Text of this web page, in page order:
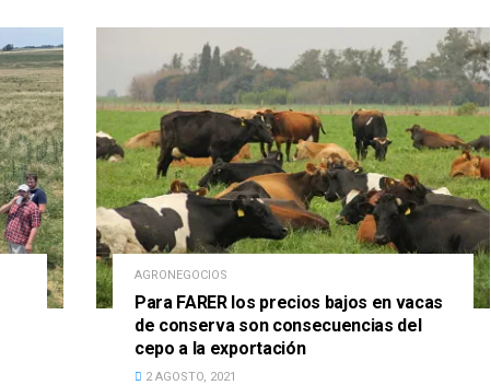
AGRONEGOCIOS
Para FARER los precios bajos en vacas
de conserva son consecuencias del
cepo a la exportación
2 AGOSTO, 2021